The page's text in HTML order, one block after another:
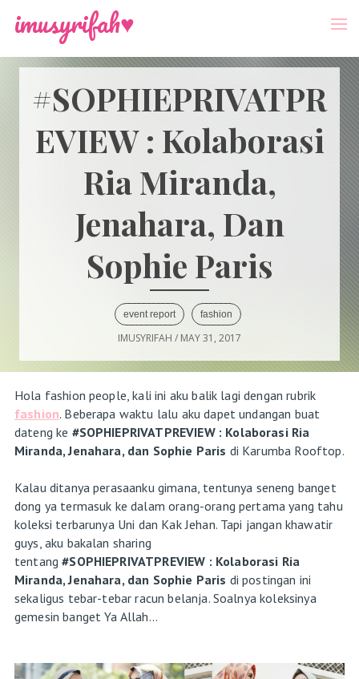
imusyrifah♥
#SOPHIEPRIVATPR
EVIEW : Kolaborasi
Ria Miranda,
Jenahara, Dan
Sophie Paris
event report fashion
IMUSYRIFAH / MAY 31, 2017
Hola fashion people, kali ini aku balik lagi dengan rubrik
fashion. Beberapa waktu lalu aku dapet undangan buat
dateng ke #SOPHIEPRIVATPREVIEW : Kolaborasi Ria
Miranda, Jenahara, dan Sophie Paris di Karumba Rooftop.
Kalau ditanya perasaanku gimana, tentunya seneng banget
dong ya termasuk ke dalam orang-orang pertama yang tahu
koleksi terbarunya Uni dan Kak Jehan. Tapi jangan khawatir
guys, aku bakalan sharing
tentang#SOPHIEPRIVATPREVIEW : Kolaborasi Ria
Miranda, Jenahara, dan Sophie Paris di postingan ini
sekaligus tebar-tebar racun belanja. Soalnya koleksinya
gemesin banget Ya Allah...